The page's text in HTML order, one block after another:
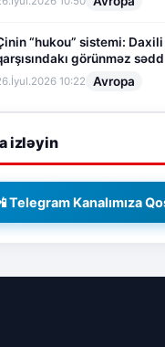
“hukou” sistemi:
görünməz sədd
10:22 Avropa
izləyin
Telegram Kanalımıza